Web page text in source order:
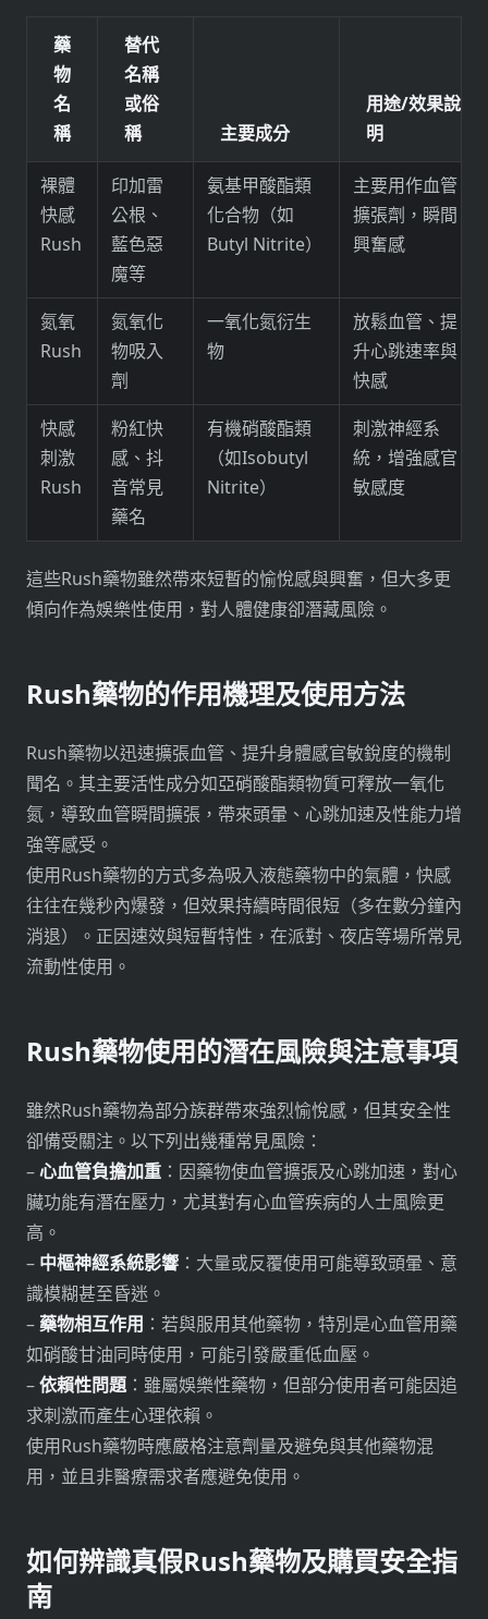
藥
物
名
稱
替代
名稱
或俗
稱
主要成分
用途/效果說
明
裸體
快感
Rush
印加雷
公根、
藍色惡
魔等
氨基甲酸酯類
化合物（如
Butyl Nitrite）
主要用作血管
擴張劑，瞬間
興奮感
氮氧
Rush
氮氧化
物吸入
劑
一氧化氮衍生
物
放鬆血管、提
升心跳速率與
快感
快感
刺激
Rush
粉紅快
感、抖
音常見
藥名
有機硝酸酯類
（如Isobutyl
Nitrite）
刺激神經系
統，增強感官
敏感度
這些Rush藥物雖然帶來短暫的愉悅感與興奮，但大多更
傾向作為娛樂性使用，對人體健康卻潛藏風險。
Rush藥物的作用機理及使用方法
Rush藥物以迅速擴張血管、提升身體感官敏銳度的機制
聞名。其主要活性成分如亞硝酸酯類物質可釋放一氧化
氮，導致血管瞬間擴張，帶來頭暈、心跳加速及性能力增
強等感受。
使用Rush藥物的方式多為吸入液態藥物中的氣體，快感
往往在幾秒內爆發，但效果持續時間很短（多在數分鐘內
消退）。正因速效與短暫特性，在派對、夜店等場所常見
流動性使用。
Rush藥物使用的潛在風險與注意事項
雖然Rush藥物為部分族群帶來強烈愉悅感，但其安全性
卻備受關注。以下列出幾種常見風險：
–心血管負擔加重 ：因藥物使血管擴張及心跳加速，對心
臟功能有潛在壓力，尤其對有心血管疾病的人士風險更
高。
– 中樞神經系統影響 ：大量或反覆使用可能導致頭暈、意
識模糊甚至昏迷。
– 藥物相互作用 ：若與服用其他藥物，特別是心血管用藥
如硝酸甘油同時使用，可能引發嚴重低血壓。
–依賴性問題：雖屬娛樂性藥物，但部分使用者可能因追
求刺激而產生心理依賴。
使用Rush藥物時應嚴格注意劑量及避免與其他藥物混
用，並且非醫療需求者應避免使用。
如何辨識真假Rush藥物及購買安全指
南